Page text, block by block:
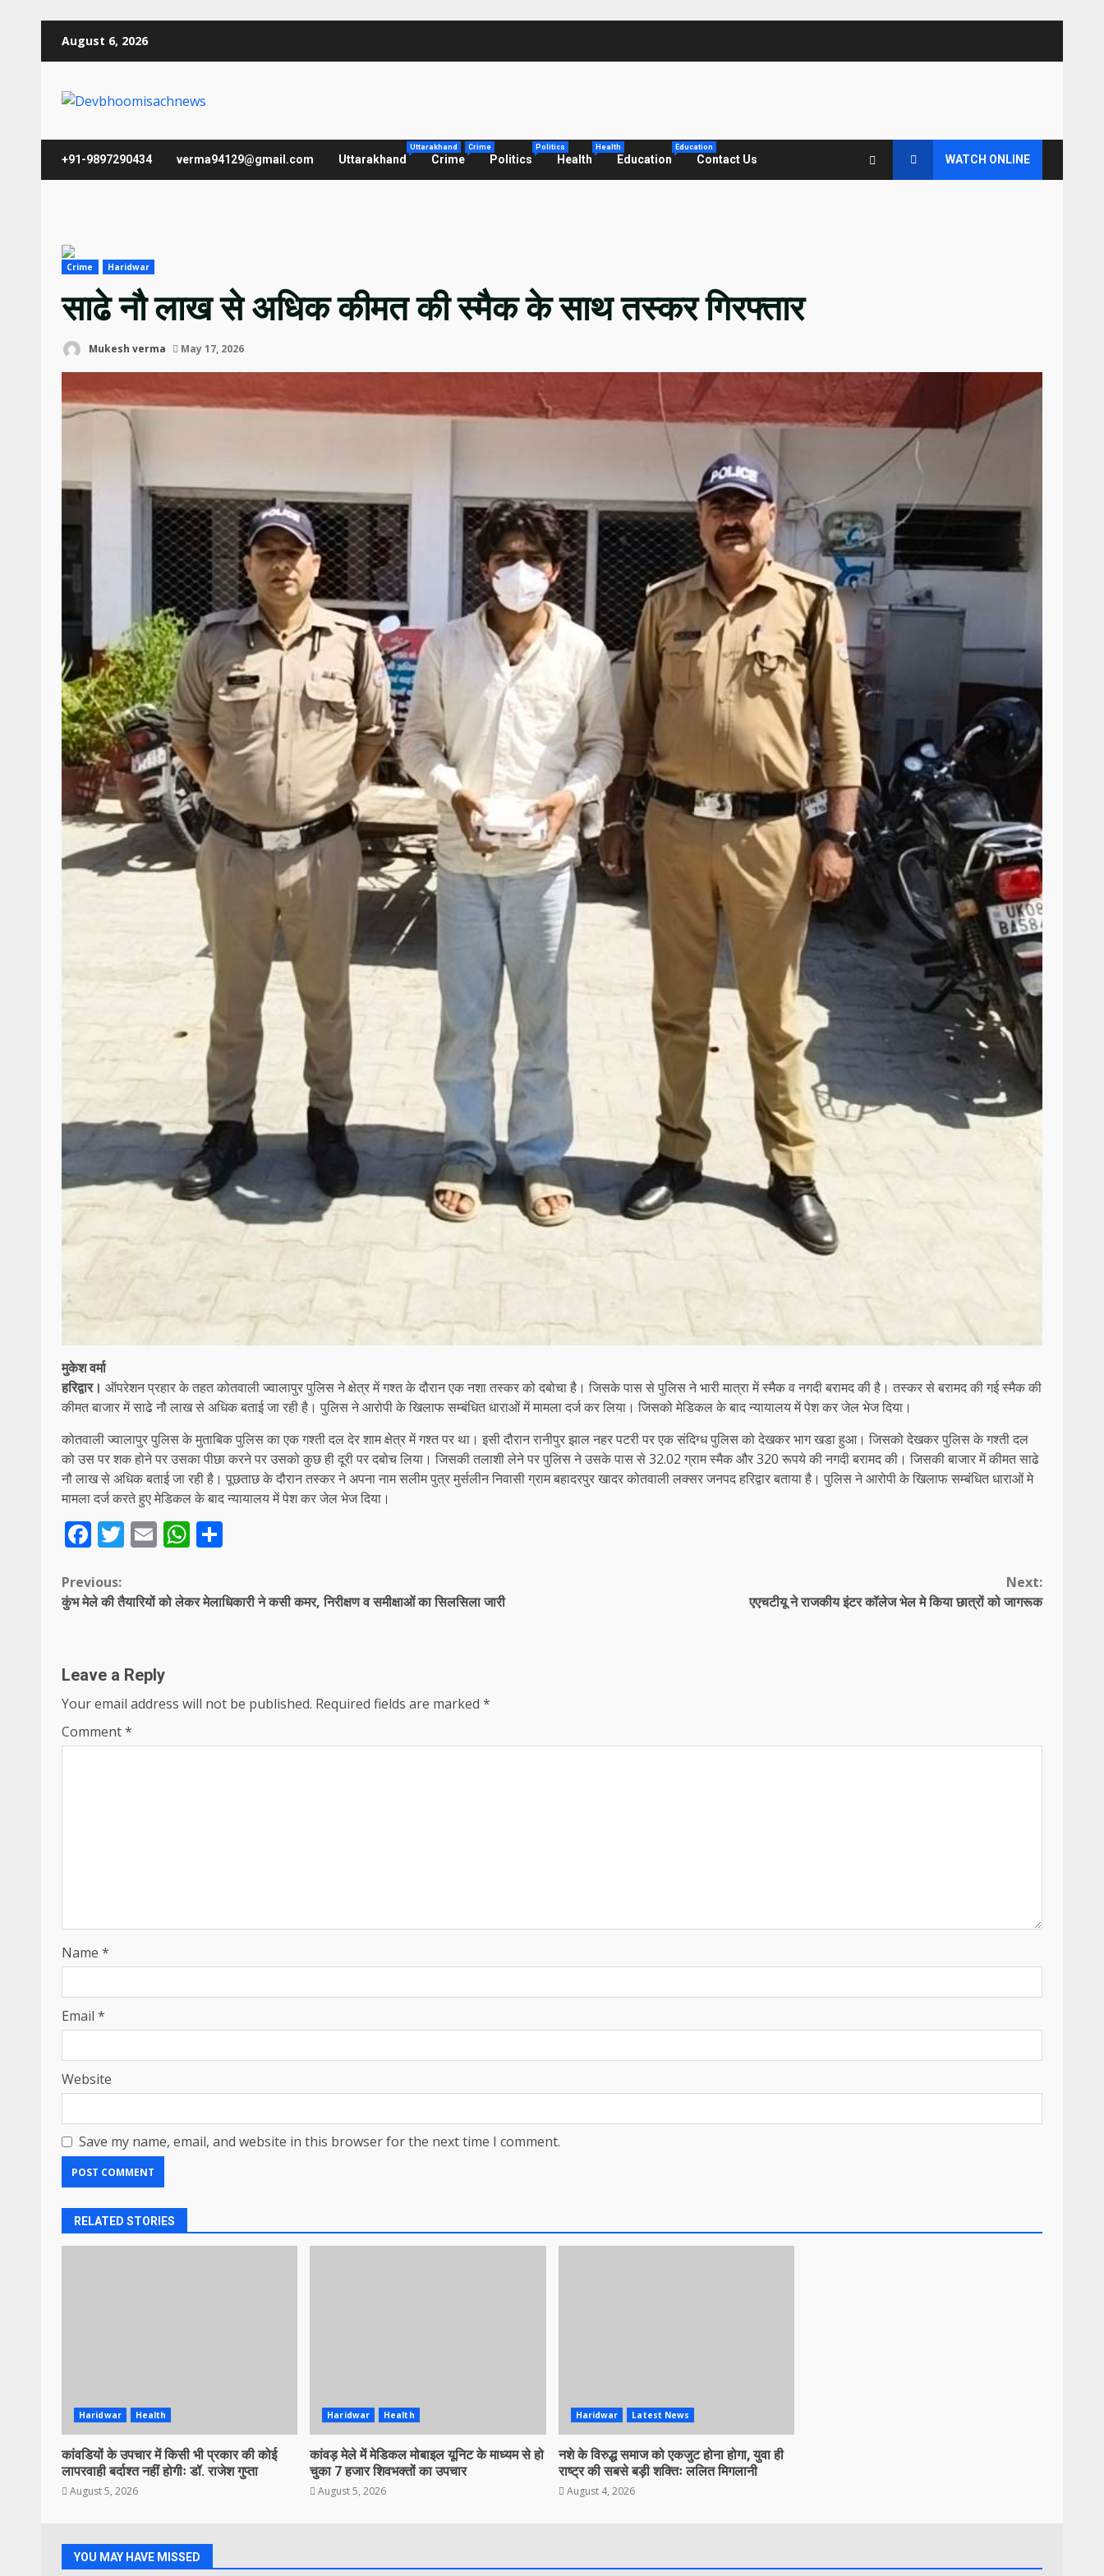
August 6, 2026
+91-9897290434 verma94129@gmail.com Uttarakhand
Uttarakhand
Crime
Crime
Politics
Politics
Health
Health
Education
Education
Contact Us WATCH ONLINE
Crime Haridwar
साढे नौ लाख से अधिक कीमत की स्मैक के साथ तस्कर गिरफ्तार
Mukesh verma May 17, 2026
मुकेश वर्मा
हरिद्वार। ऑपरेशन प्रहार के तहत कोतवाली ज्वालापुर पुलिस ने क्षेत्र में गश्त के दौरान एक नशा तस्कर को दबोचा है। जिसके पास से पुलिस ने भारी मात्रा में स्मैक व नगदी बरामद की है। तस्कर से बरामद की गई स्मैक की
कीमत बाजार में साढे नौ लाख से अधिक बताई जा रही है। पुलिस ने आरोपी के खिलाफ सम्बंधित धाराओं में मामला दर्ज कर लिया। जिसको मेडिकल के बाद न्यायालय में पेश कर जेल भेज दिया।
कोतवाली ज्वालापुर पुलिस के मुताबिक पुलिस का एक गश्ती दल देर शाम क्षेत्र में गश्त पर था। इसी दौरान रानीपुर झाल नहर पटरी पर एक संदिग्ध पुलिस को देखकर भाग खडा हुआ। जिसको देखकर पुलिस के गश्ती दल
को उस पर शक होने पर उसका पीछा करने पर उसको कुछ ही दूरी पर दबोच लिया। जिसकी तलाशी लेने पर पुलिस ने उसके पास से 32.02 ग्राम स्मैक और 320 रूपये की नगदी बरामद की। जिसकी बाजार में कीमत साढे
नौ लाख से अधिक बताई जा रही है। पूछताछ के दौरान तस्कर ने अपना नाम सलीम पुत्र मुर्सलीन निवासी ग्राम बहादरपुर खादर कोतवाली लक्सर जनपद हरिद्वार बताया है। पुलिस ने आरोपी के खिलाफ सम्बंधित धाराओं मे
मामला दर्ज करते हुए मेडिकल के बाद न्यायालय में पेश कर जेल भेज दिया।
Facebook
Twitter
EmailWhatsApp
Continue
Reading
Previous:
कुंभ मेले की तैयारियों को लेकर मेलाधिकारी ने कसी कमर, निरीक्षण व समीक्षाओं का सिलसिला जारी
Next:
एएचटीयू ने राजकीय इंटर कॉलेज भेल मे किया छात्रों को जागरूक
Leave a Reply
Your email address will not be published. Required fields are marked *
Comment*
Name *
Email *
Website
Save my name, email, and website in this browser for the next time I comment.
RELATED STORIES
Haridwar Health
कांवडियों के उपचार में किसी भी प्रकार की कोई
लापरवाही बर्दाश्त नहीं होगीः डॉ. राजेश गुप्ता
August 5, 2026
Haridwar Health
कांवड़ मेले में मेडिकल मोबाइल यूनिट के माध्यम से हो
चुका 7 हजार शिवभक्तों का उपचार
August 5, 2026
Haridwar Latest News
नशे के विरुद्ध समाज को एकजुट होना होगा, युवा ही
राष्ट्र की सबसे बड़ी शक्तिः ललित मिगलानी
August 4, 2026
YOU MAY HAVE MISSED